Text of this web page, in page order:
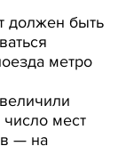
должен быть
метро
мест
— на